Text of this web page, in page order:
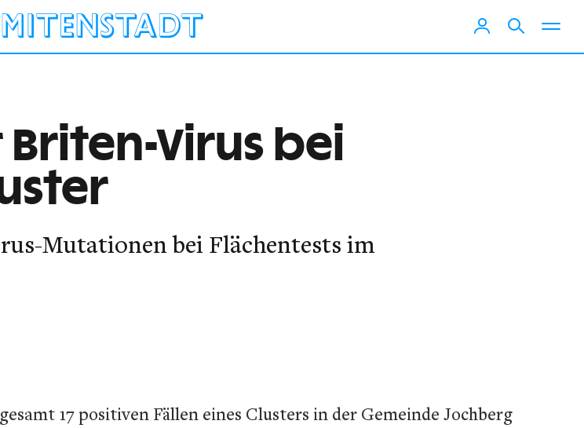
Briten-Virus bei
Mutationen bei Flächentests im
17 positiven Fällen eines Clusters in der Gemeinde Jochberg